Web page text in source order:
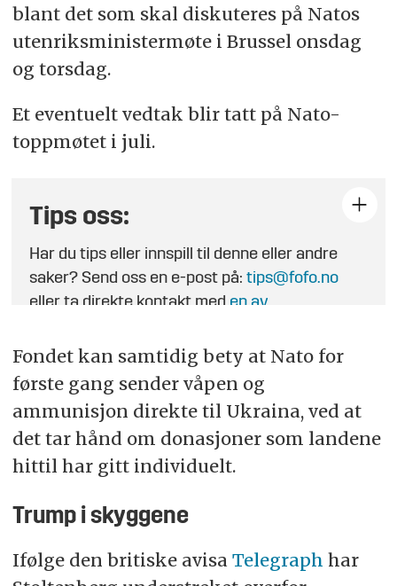
blant det som skal diskuteres på Natos
utenriksministermøte i Brussel onsdag
og torsdag.
Et eventuelt vedtak blir tatt på Nato-
toppmøtet i juli.
Tips oss:
Har du tips eller innspill til denne eller andre
saker? Send oss en e-post på:tips@fofo.no
eller ta direkte kontakt med en av
Fondet kan samtidig bety at Nato for
første gang sender våpen og
ammunisjon direkte til Ukraina, ved at
det tar hånd om donasjoner som landene
hittil har gitt individuelt.
Trump i skyggene
Ifølge den britiske avisa Telegraph har